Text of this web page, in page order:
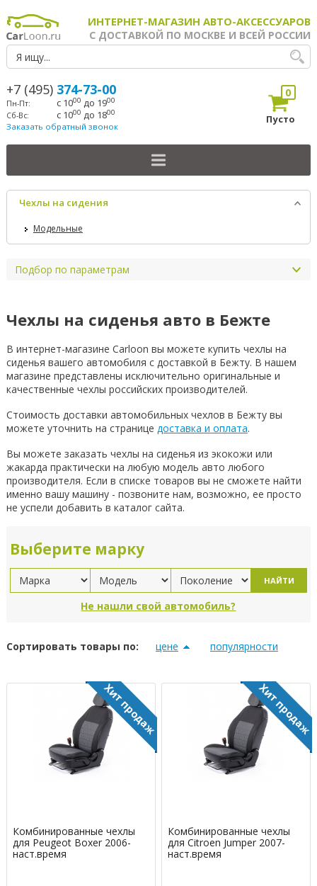
ИНТЕРНЕТ-МАГАЗИН АВТО-АКСЕССУАРОВ
С ДОСТАВКОЙ ПО МОСКВЕ И ВСЕЙ РОССИИ
+7 (495) 374-73-00
Пн-Пт: с 1000 до 1900
Сб-Вс: с 1000 до 1800
Заказать обратный звонок
0
Пусто
Чехлы на сидения
Модельные
Подбор по параметрам
Чехлы на сиденья авто в Бежте
В интернет-магазине Carloon вы можете купить чехлы на
сиденья вашего автомобиля с доставкой в Бежту. В нашем
магазине представлены исключительно оригинальные и
качественные чехлы российских производителей.
Стоимость доставки автомобильных чехлов в Бежту вы
можете уточнить на странице доставка и оплата.
Вы можете заказать чехлы на сиденья из экокожи или
жакарда практически на любую модель авто любого
производителя. Если в списке товаров вы не сможете найти
именно вашу машину - позвоните нам, возможно, ее просто
не успели добавить в каталог сайта.
Выберите марку
НАЙТИ
Не нашли свой автомобиль?
Сортировать товары по: цене популярности
Комбинированные чехлы
для Peugeot Boxer 2006-
наст.время
Комбинированные чехлы
для Citroen Jumper 2007-
наст.время